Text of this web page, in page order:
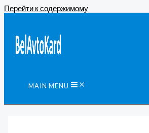
Перейти к содержимому
MAIN MENU